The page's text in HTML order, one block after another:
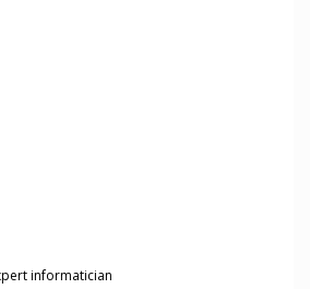
informatician